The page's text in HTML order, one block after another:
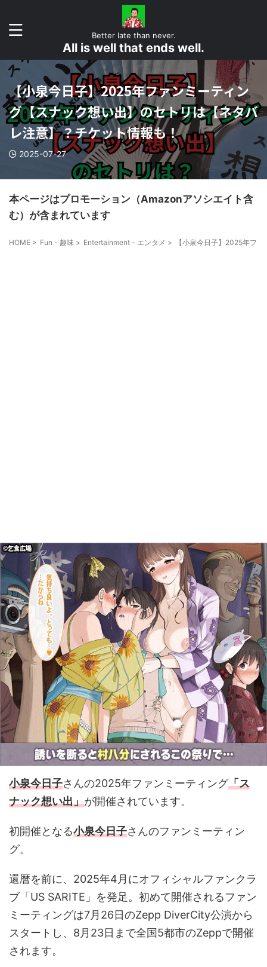
Better late than never.
All is well that ends well.
【小泉今日子】2025年ファンミーティン
グ【スナック想い出】のセトリは【ネタバ
レ注意】？チケット情報も！
2025-07-27
本ページはプロモーション（Amazonアソシエイト含
む）が含まれています
HOME > Fun - 趣味 > Entertainment - エンタメ > 【小泉今日子】2025年フ
小泉今日子さんの2025年ファンミーティング「ス
ナック想い出」が開催されています。
初開催となる小泉今日子さんのファンミーティン
グ。
還暦を前に、2025年4月にオフィシャルファンクラ
ブ「US SARITE」を発足。初めて開催されるファン
ミーティングは7月26日のZepp DiverCity公演から
スタートし、8月23日まで全国5都市のZeppで開催
されます。